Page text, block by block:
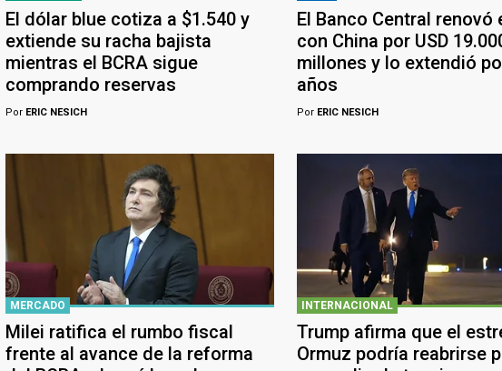
El dólar blue cotiza a $1.540 y
extiende su racha bajista
mientras el BCRA sigue
comprando reservas
Por ERIC NESICH
El Banco Central renovó
con China por USD
millones y lo extendió
años
PorERIC NESICH
MERCADO
Milei ratifica el rumbo fiscal
frente al avance de la reforma
INTERNACIONAL
Trump afirma que el
Ormuz podría reabrirse